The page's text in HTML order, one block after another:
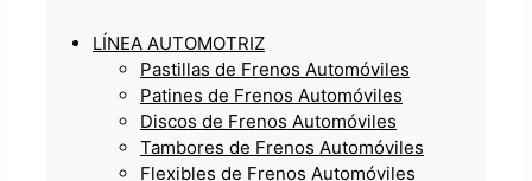
LÍNEA AUTOMOTRIZ
Pastillas de Frenos Automóviles
Patines de Frenos Automóviles
Discos de Frenos Automóviles
Tambores de Frenos Automóviles
Flexibles de Frenos Automóviles